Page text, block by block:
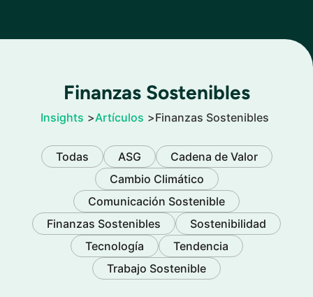
Contraste brillante
Subrayar enlaces
Marcas enlaces
Finanzas Sostenibles
Insights Artículos Finanzas Sostenibles
Todas ASG
Cadena de Valor
Cambio Climático
Comunicación Sostenible
Finanzas Sostenibles
Sostenibilidad
Tecnología
Tendencia
Trabajo Sostenible